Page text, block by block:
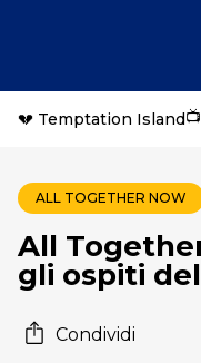
💔 Temptation Island
ALL TOGETHER NOW
All
gli ospiti
Condividi